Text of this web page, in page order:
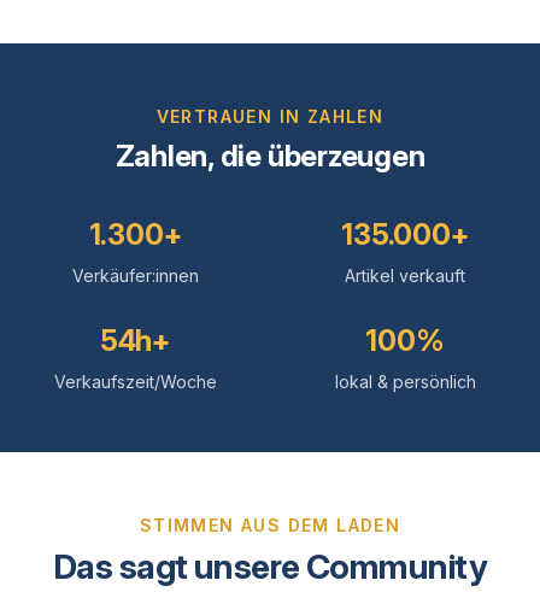
VERTRAUEN IN ZAHLEN
Zahlen, die überzeugen
1.300+
Verkäufer:innen
135.000+
Artikel verkauft
54h+
Verkaufszeit/Woche
100%
lokal & persönlich
STIMMEN AUS DEM LADEN
Das sagt unsere Community